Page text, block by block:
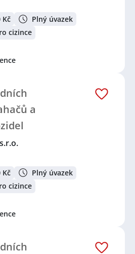
Kč
Plný úvazek
cizince
a
Kč
Plný úvazek
cizince